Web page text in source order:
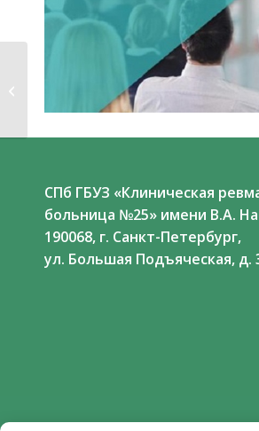
СПб ГБУЗ «Клиническая
больница №25» имени В.А.
190068, г. Санкт-Петербург,
ул. Большая Подъяческая, д.
Москве состоялась